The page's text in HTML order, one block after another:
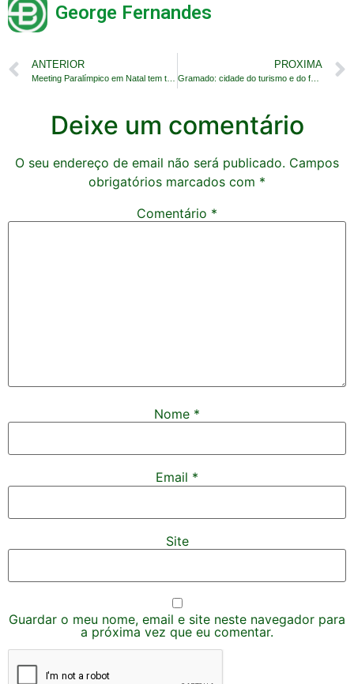
George Fernandes
ANTERIOR PROXIMA
Gramado: cidade do turismo e do futsal feminino Sub-20
Deixe um comentário
O seu endereço de email não será publicado. Campos
obrigatórios marcados com *
Comentário *
Nome *
Email *
Site
Guardar o meu nome, email e site neste navegador para
a próxima vez que eu comentar.